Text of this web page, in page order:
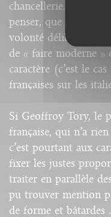
chancellerie. Une
penser, que nenni ! Il
volonté délibérée des
de « faire moderne »
caractère (c’est le
françaises sur les
Si Geoffroy Tory, le
française, qui n’a
c’est pourtant aux
fixer les justes
traiter en parallèle
pu trouver mention
de forme et